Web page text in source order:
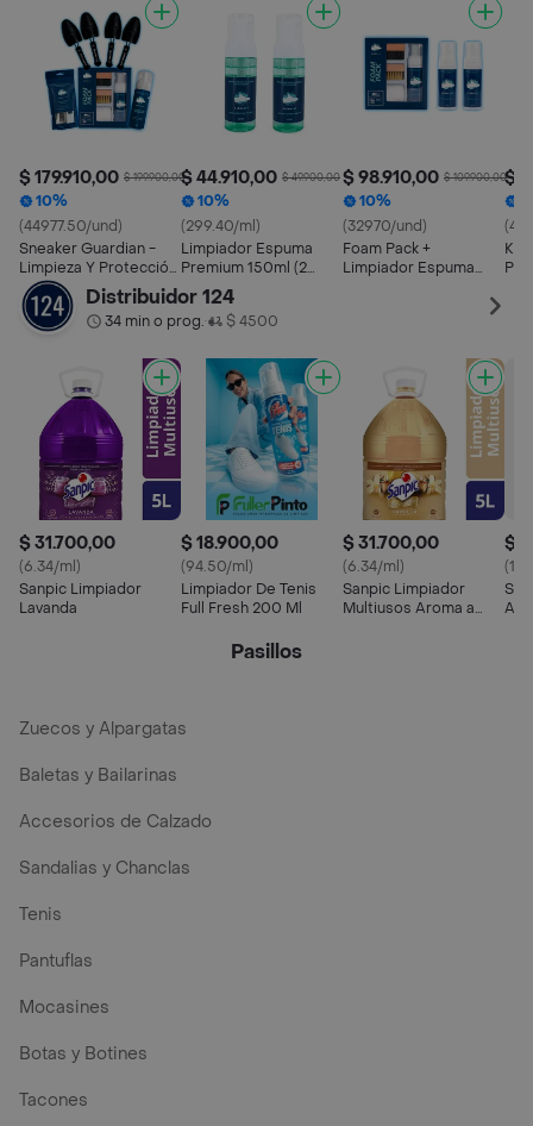
$ 179.910,00 $ 199.900,00
10%
(44977.50/und)
Sneaker Guardian -
Limpieza Y Protección
De Tenis
$ 44.910,00 $ 49.900,00
10%
(299.40/ml)
Limpiador Espuma
Premium 150ml (2
Unid) - Limpieza De
Tenis
$ 98.910,00 $ 109.900,00
10%
(32970/und)
Foam Pack +
Limpiador Espuma
$
Kit
Distribuidor 124
34 min o prog.• $ 4500
$ 31.700,00
(6.34/ml)
Sanpic Limpiador
Lavanda
$ 18.900,00
(94.50/ml)
Limpiador De Tenis
Full Fresh 200 Ml
$ 31.700,00
(6.34/ml)
Sanpic Limpiador
Multiusos Aroma a
$
Pasillos
Zuecos y Alpargatas
Baletas y Bailarinas
Accesorios de Calzado
Sandalias y Chanclas
Tenis
Pantuflas
Mocasines
Botas y Botines
Tacones